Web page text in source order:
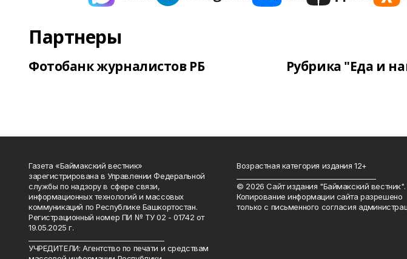
Партнеры
Фотобанк журналистов РБ Рубрика "Еда и
Газета «Баймакский вестник»
зарегистрирована в Управлении Федеральной
службы по надзору в сфере связи,
информационных технологий и массовых
коммуникаций по Республике Башкортостан.
Регистрационный номер ПИ № ТУ 02 - 01742 от
19.05.2025 г.
УЧРЕДИТЕЛИ: Агентство по печати и средствам
Возрастная категория издания 12+
© 2026 Сайт издания "Баймакский вестник".
Копирование информации сайта разрешено
только с письменного согласия